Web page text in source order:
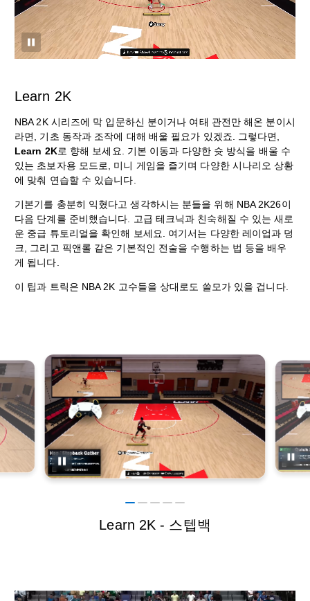
Learn 2K
NBA 2K 시리즈에 막 입문하신 분이거나 여태 관전만 해온 분이시
라면, 기초 동작과 조작에 대해 배울 필요가 있겠죠. 그렇다면,
Learn 2K로 향해 보세요. 기본 이동과 다양한 슛 방식을 배울 수
있는 초보자용 모드로, 미니 게임을 즐기며 다양한 시나리오 상황
에 맞춰 연습할 수 있습니다.
기본기를 충분히 익혔다고 생각하시는 분들을 위해 NBA 2K26이
다음 단계를 준비했습니다. 고급 테크닉과 친숙해질 수 있는 새로
운 중급 튜토리얼을 확인해 보세요. 여기서는 다양한 레이업과 덩
크, 그리고 픽앤롤 같은 기본적인 전술을 수행하는 법 등을 배우
게 됩니다.
이 팁과 트릭은 NBA 2K 고수들을 상대로도 쓸모가 있을 겁니다.
Learn 2K - 스텝백